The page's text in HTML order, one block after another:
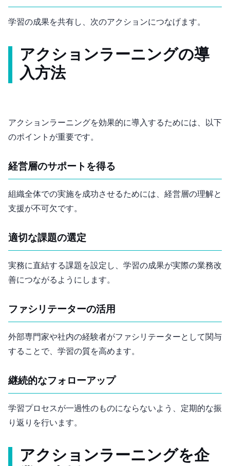
学習の成果を共有し、次のアクションにつなげます。
アクションラーニングの導
入方法
アクションラーニングを効果的に導入するためには、以下
のポイントが重要です。
経営層のサポートを得る
組織全体での実施を成功させるためには、経営層の理解と
支援が不可欠です。
適切な課題の選定
実務に直結する課題を設定し、学習の成果が実際の業務改
善につながるようにします。
ファシリテーターの活用
外部専門家や社内の経験者がファシリテーターとして関与
することで、学習の質を高めます。
継続的なフォローアップ
学習プロセスが一過性のものにならないよう、定期的な振
り返りを行います。
アクションラーニングを企